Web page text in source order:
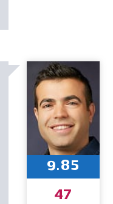
9.85
47